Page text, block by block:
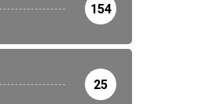
154
25